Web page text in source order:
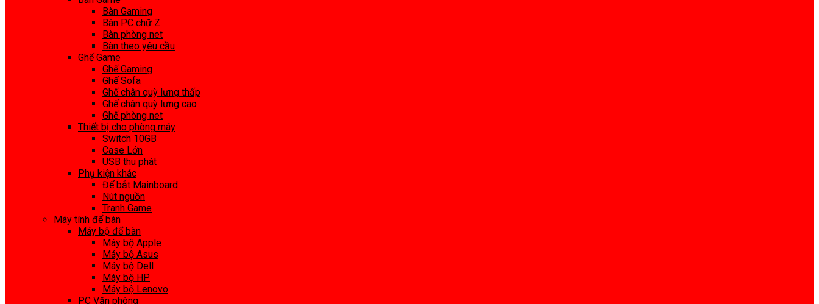
Bàn Gaming
Bàn PC chữ Z
Bàn phòng net
Bàn theo yêu cầu
Ghế Game
Ghế Gaming
Ghế Sofa
Ghế chân quỳ lưng thấp
Ghế chân quỳ lưng cao
Ghế phòng net
Thiết bị cho phòng máy
Switch 10GB
Case Lớn
USB thu phát
Phụ kiện khác
Đế bắt Mainboard
Nút nguồn
Tranh Game
Máy tính để bàn
Máy bộ để bàn
Máy bộ Apple
Máy bộ Asus
Máy bộ Dell
Máy bộ HP
Máy bộ Lenovo
PC Văn phòng